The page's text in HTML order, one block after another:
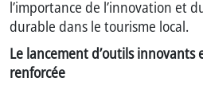
l’importance de l’innovation et
durable dans le tourisme local.
Le lancement d’outils innovants
renforcée